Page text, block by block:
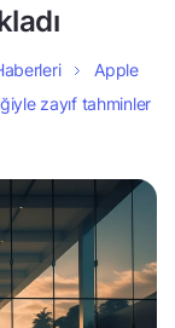
Apple
zayıf tahminler